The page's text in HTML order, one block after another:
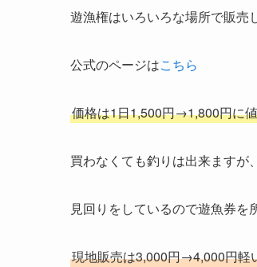
遊漁権はいろいろな場所で販売
公式のページはこちら
価格は1日1,500円→1,800円に
買わなくても釣りは出来ますが
見回りをしているので遊魚券を
現地販売は3,000円→4,000円軽